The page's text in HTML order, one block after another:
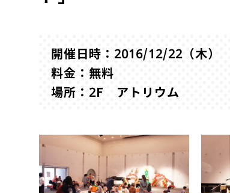
開催日時：2016/12/22（木
料金：無料
場所：2F アトリウム